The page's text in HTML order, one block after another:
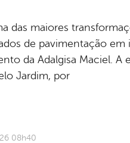
das maiores
de pavimentação em
da Adalgisa Maciel. A
Jardim, por
08h40